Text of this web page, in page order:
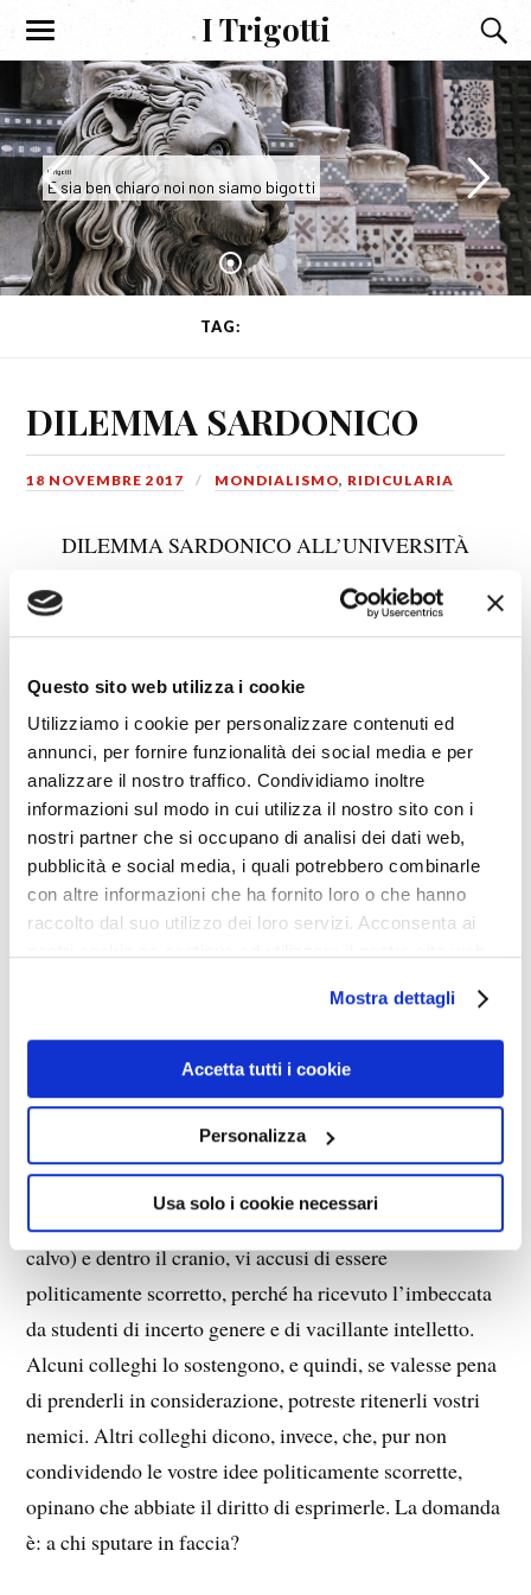
Questo sito web utilizza i cookie
Utilizziamo i cookie per personalizzare contenuti ed
annunci, per fornire funzionalità dei social media e per
analizzare il nostro traffico. Condividiamo inoltre
informazioni sul modo in cui utilizza il nostro sito con i
nostri partner che si occupano di analisi dei dati web,
pubblicità e social media, i quali potrebbero combinarle
con altre informazioni che ha fornito loro o che hanno
raccolto dal suo utilizzo dei loro servizi. Acconsenta ai
Mostra dettagli
Accetta tutti i cookie
Personalizza
Usa solo i cookie necessari
I Trigotti
I Trigotti
E sia ben chiaro noi non siamo bigotti
TAG:
DILEMMA SARDONICO
18 NOVEMBRE 2017 MONDIALISMO, RIDICULARIA
DILEMMA SARDONICO ALL’UNIVERSITÀ
Quesito.
Immaginate di essere professore all’università di
Rottocoglione e che un preside col vuoto sopra (perché
calvo) e dentro il cranio, vi accusi di essere
politicamente scorretto, perché ha ricevuto l’imbeccata
da studenti di incerto genere e di vacillante intelletto.
Alcuni colleghi lo sostengono, e quindi, se valesse pena
di prenderli in considerazione, potreste ritenerli vostri
nemici. Altri colleghi dicono, invece, che, pur non
condividendo le vostre idee politicamente scorrette,
opinano che abbiate il diritto di esprimerle. La domanda
è: a chi sputare in faccia?